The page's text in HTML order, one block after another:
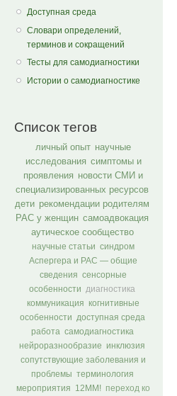
Доступная среда
Словари определений,
терминов и сокращений
Тесты для самодиагностики
Истории о самодиагностике
Список тегов
личный опыт научные
исследования симптомы и
проявления новости СМИ и
специализированных ресурсов
дети рекомендации родителям
РАС у женщин самоадвокация
аутическое сообщество
научные статьи синдром
Аспергера и РАС — общие
сведения сенсорные
особенности диагностика
коммуникация когнитивные
особенности доступная среда
работа самодиагностика
нейроразнообразие инклюзия
сопутствующие заболевания и
проблемы терминология
мероприятия 12ММ! переход ко